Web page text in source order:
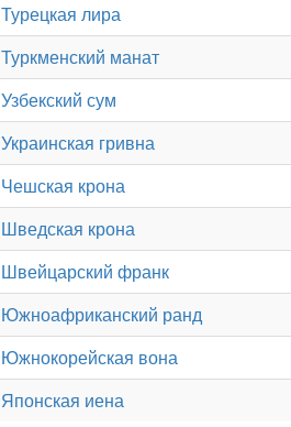
Турецкая лира
Туркменский манат
Узбекский сум
Украинская гривна
Чешская крона
Шведская крона
Швейцарский франк
Южноафриканский ранд
Южнокорейская вона
Японская иена